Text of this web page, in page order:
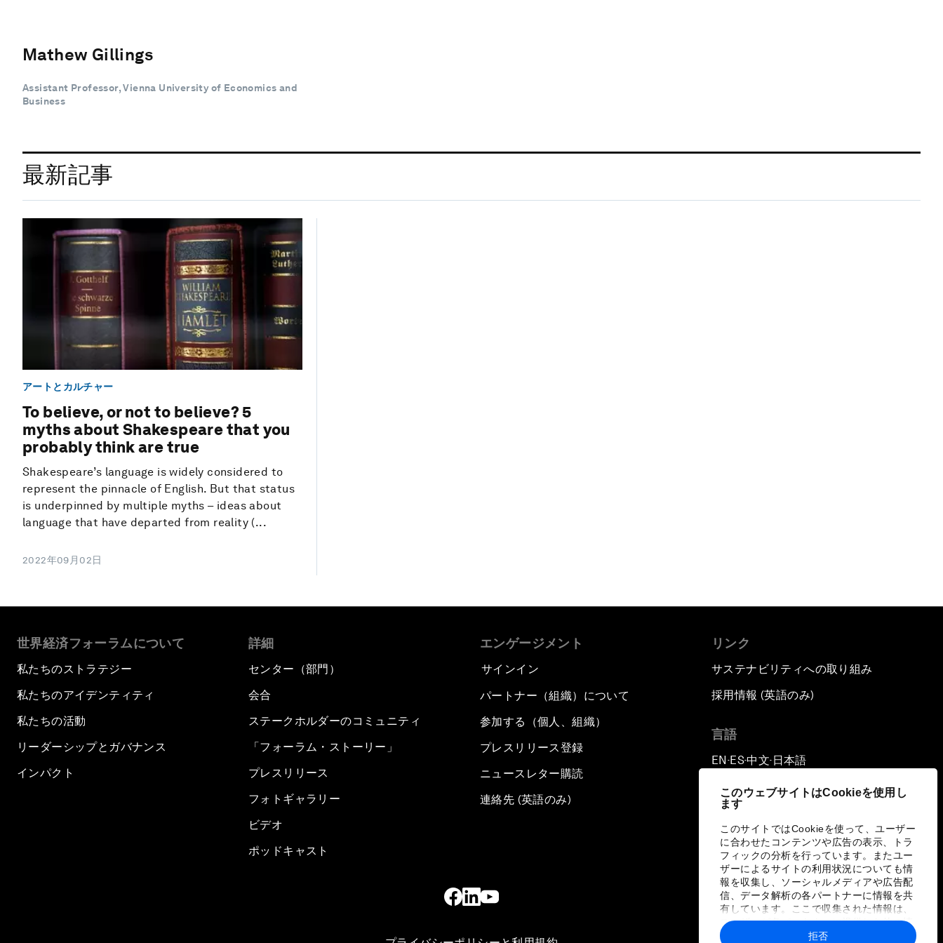
このウェブサイトはCookieを使用し
ます
このサイトではCookieを使って、ユーザー
に合わせたコンテンツや広告の表示、トラ
フィックの分析を行っています。またユー
ザーによるサイトの利用状況についても情
報を収集し、ソーシャルメディアや広告配
信、データ解析の各パートナーに情報を共
有しています。ここで収集された情報は、
ユーザーが各パートナーに提供した他の情
報や各パートナーのサービスを使用した際
拒否
Mathew Gillings
Assistant Professor, Vienna University of Economics and
Business
最新記事
アートとカルチャー
To believe, or not to believe? 5
myths about Shakespeare that you
probably think are true
Shakespeare’s language is widely considered to
represent the pinnacle of English. But that status
is underpinned by multiple myths – ideas about
language that have departed from reality (...
2022年09月02日
世界経済フォーラムについて
私たちのストラテジー
私たちのアイデンティティ
私たちの活動
リーダーシップとガバナンス
インパクト
詳細
センター（部門）
会合
ステークホルダーのコミュニティ
「フォーラム・ストーリー」
プレスリリース
フォトギャラリー
ビデオ
ポッドキャスト
エンゲージメント
サインイン
パートナー（組織）について
参加する（個人、組織）
プレスリリース登録
ニュースレター購読
連絡先 (英語のみ)
リンク
サステナビリティへの取り組み
採用情報 (英語のみ)
言語
EN ▪ ES▪中文▪ 日本語